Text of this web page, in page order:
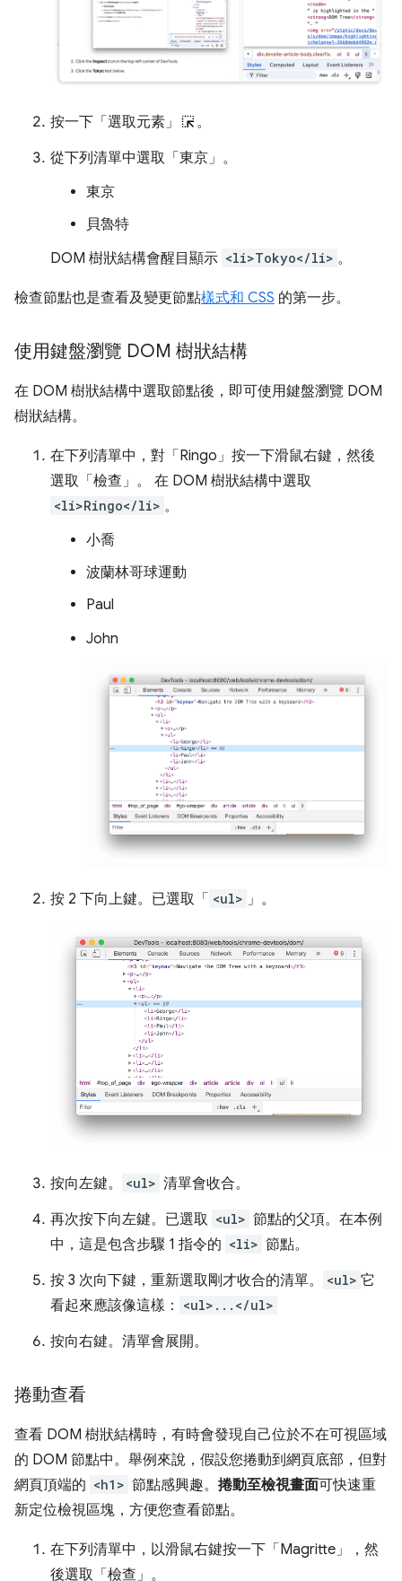
按一下「選取元素」
。
從下列清單中選取「東京」 。
東京
貝魯特
DOM 樹狀結構會醒目顯示 <li>Tokyo</li> 。
檢查節點也是查看及變更節點樣式和 CSS 的第一步。
使用鍵盤瀏覽 DOM 樹狀結構
在 DOM 樹狀結構中選取節點後，即可使用鍵盤瀏覽 DOM
樹狀結構。
在下列清單中，對「Ringo」 按一下滑鼠右鍵，然後
選取「檢查」 。 在 DOM 樹狀結構中選取
<li>Ringo</li> 。
小喬
波蘭林哥球運動
Paul
John
按 2 下向上鍵。已選取「 <ul> 」。
按向左鍵。 <ul> 清單會收合。
再次按下向左鍵。已選取 <ul> 節點的父項。在本例
中，這是包含步驟 1 指令的 <li> 節點。
按 3 次向下鍵，重新選取剛才收合的清單。 <ul> 它
看起來應該像這樣：
<ul>...</ul>
按向右鍵。清單會展開。
捲動查看
查看 DOM 樹狀結構時，有時會發現自己位於不在可視區域
的 DOM 節點中。舉例來說，假設您捲動到網頁底部，但對
網頁頂端的 <h1> 節點感興趣。 捲動至檢視畫面可快速重
新定位檢視區塊，方便您查看節點。
在下列清單中，以滑鼠右鍵按一下「Magritte」
，然
後選取「檢查」 。